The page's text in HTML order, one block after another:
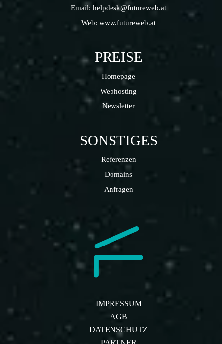
Email: helpdesk@futureweb.at
Web: www.futureweb.at
PREISE
Homepage
Webhosting
Newsletter
SONSTIGES
Referenzen
Domains
Anfragen
IMPRESSUM
AGB
DATENSCHUTZ